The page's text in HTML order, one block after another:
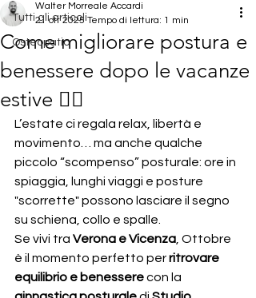
Tutti gli articoli
Osteopatia
Come migliorare postura e
benessere dopo le vacanze
estive 🧘‍♀️
Walter Morreale Accardi
21 ott 2025 Tempo di lettura: 1 min
L’estate ci regala relax, libertà e
movimento… ma anche qualche
piccolo “scompenso” posturale: ore in
spiaggia, lunghi viaggi e posture
"scorrette" possono lasciare il segno
su schiena, collo e spalle.
Se vivi tra Verona e Vicenza , Ottobre
è il momento perfetto per ritrovare
equilibrio e benessere con la